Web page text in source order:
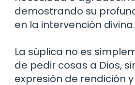
demostrando su
en la intervención divina.
La súplica no es
de pedir cosas a Dios,
expresión de rendición y